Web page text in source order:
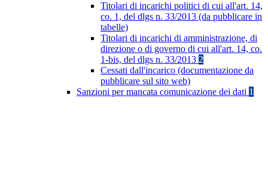
Titolari di incarichi politici di cui all'art. 14,
co. 1, del dlgs n. 33/2013 (da pubblicare in
tabelle)
Titolari di incarichi di amministrazione, di
direzione o di governo di cui all'art. 14, co.
1-bis, del dlgs n. 33/2013 2
Cessati dall'incarico (documentazione da
pubblicare sul sito web)
Sanzioni per mancata comunicazione dei dati 1